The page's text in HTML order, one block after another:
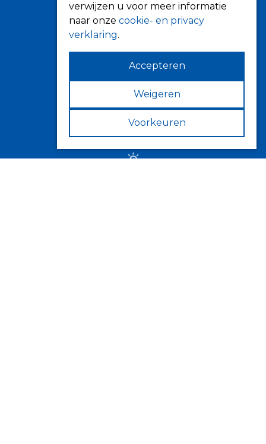
Informatie
Over ons
Tips
Verkooppunten
verwijzen u voor meer informatie
naar onze cookie- en privacy
verklaring.
Accepteren
Weigeren
Voorkeuren